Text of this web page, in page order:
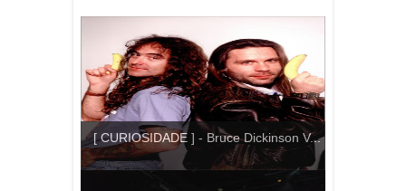
[ CURIOSIDADE ] - Bruce Dickinson V...